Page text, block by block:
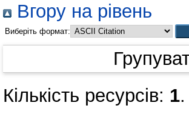
Вгору на рівень
Виберіть формат:
Кількість ресурсів: 1.